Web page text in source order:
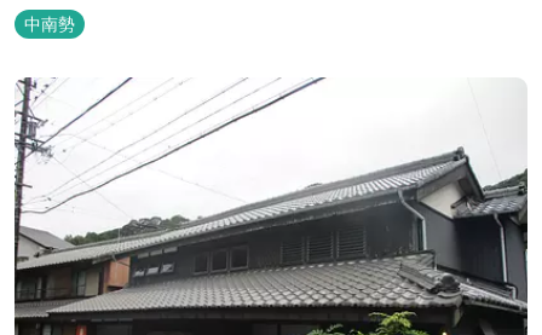
ルを発信しています。 めだかやタガメなど水生生物が生息し、初夏
にはホタルが飛び交う「メダカ池」や、約９０００本のあじさいが
い田舎にタイムスリップしてみま...
中南勢